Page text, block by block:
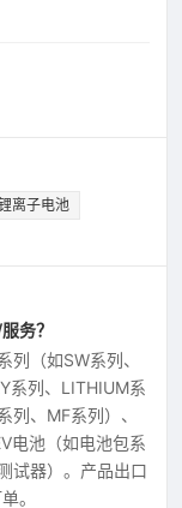
离子电池
务？
（如SW系列、
系列、LITHIUM系
列、MF系列）、
电池（如电池包系
试器）。产品出口
。